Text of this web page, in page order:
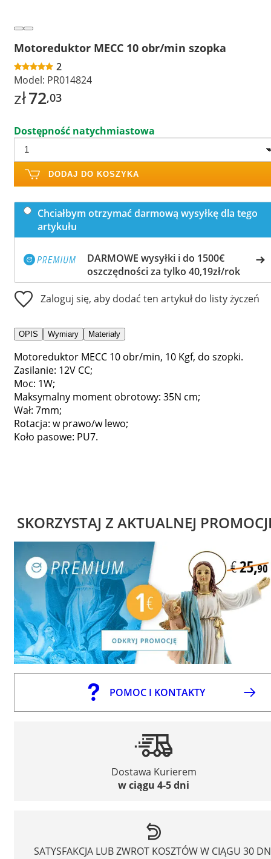
Motoreduktor MECC 10 obr/min szopka
2
Model: PR014824
zł72,03
Dostępność natychmiastowa
DODAJ DO KOSZYKA
Chciałbym otrzymać darmową wysyłkę dla tego
artykułu
DARMOWE wysyłki i do 1500€
oszczędności za tylko 40,19zł/rok
Zaloguj się, aby dodać ten artykuł do listy życzeń
OPIS Wymiary Materiały
Motoreduktor MECC 10 obr/min, 10 Kgf, do szopki.
Zasilanie: 12V CC;
Moc: 1W;
Maksymalny moment obrotowy: 35N cm;
Wał: 7mm;
Rotacja: w prawo/w lewo;
Koło pasowe: PU7.
SKORZYSTAJ Z AKTUALNEJ
POMOC I KONTAKTY
Dostawa Kurierem
w ciągu 4-5 dni
SATYSFAKCJA LUB ZWROT KOSZTÓW W CIĄGU 30